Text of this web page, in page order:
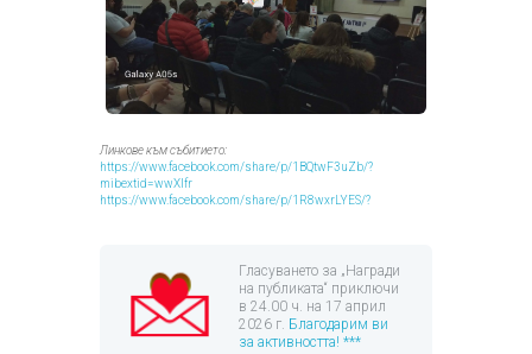
Линкове към събитието:
https://www.facebook.com/share/p/1BQtwF3uZb/?
mibextid=wwXIfr
https://www.facebook.com/share/p/1R8wxrLYES/?
Гласуването за „Награди
на публиката“ приключи
в 24.00 ч. на 17 април
2026 г. Благодарим ви
за активността! ***